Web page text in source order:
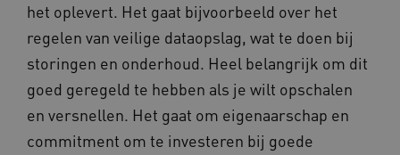
het oplevert. Het gaat bijvoorbeeld over het
regelen van veilige dataopslag, wat te doen bij
storingen en onderhoud. Heel belangrijk om dit
goed geregeld te hebben als je wilt opschalen
en versnellen. Het gaat om eigenaarschap en
commitment om te investeren bij goede
ga_session_duration www.kennispleingehandicaptensector.nl
VISITOR_INFO1_LIVE
Google LLC
.youtube.com